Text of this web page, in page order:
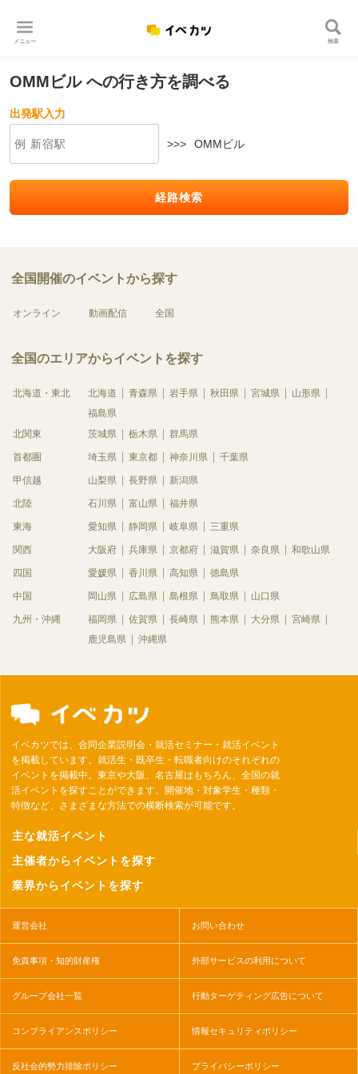
メニュー 検索
OMMビル への行き方を調べる
出発駅入力
>>> OMMビル
経路検索
全国開催のイベントから探す
オンライン 動画配信 全国
全国のエリアからイベントを探す
北海道・東北 北海道 青森県 岩手県 秋田県 宮城県
山形県
福島県
北関東
茨城県 栃木県 群馬県
首都圏 埼玉県 東京都 神奈川県 千葉県
甲信越 山梨県 長野県 新潟県
北陸 石川県 富山県 福井県
東海 愛知県 静岡県 岐阜県 三重県
関西 大阪府 兵庫県 京都府 滋賀県 奈良県 和歌山県
四国 愛媛県 香川県 高知県 徳島県
中国 岡山県 広島県 島根県 鳥取県 山口県
九州・沖縄 福岡県 佐賀県 長崎県 熊本県 大分県
宮崎県
鹿児島県
沖縄県
イベカツでは、合同企業説明会・就活セミナー・就活イベント
を掲載しています。就活生・既卒生・転職者向けのそれぞれの
イベントを掲載中。東京や大阪、名古屋はもちろん、全国の就
活イベントを探すことができます。開催地・対象学生・種類・
特徴など、さまざまな方法での横断検索が可能です。
主な就活イベント
主催者からイベントを探す
業界からイベントを探す
運営会社 お問い合わせ
免責事項・知的財産権 外部サービスの利用について
グループ会社一覧 行動ターゲティング広告について
コンプライアンスポリシー 情報セキュリティポリシー
反社会的勢力排除ポリシー プライバシーポリシー